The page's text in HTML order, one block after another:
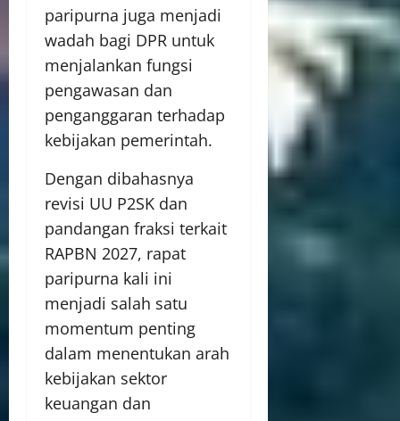
paripurna juga menjadi
wadah bagi DPR untuk
menjalankan fungsi
pengawasan dan
penganggaran terhadap
kebijakan pemerintah.
Dengan dibahasnya
revisi UU P2SK dan
pandangan fraksi terkait
RAPBN 2027, rapat
paripurna kali ini
menjadi salah satu
momentum penting
dalam menentukan arah
kebijakan sektor
keuangan dan